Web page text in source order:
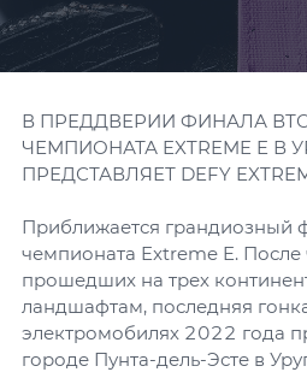
В ПРЕДДВЕРИИ ФИНАЛА
ЧЕМПИОНАТА EXTREME E В
ПРЕДСТАВЛЯЕТ DEFY
Приближается грандиозный
чемпионата Extreme E. После
прошедших на трех
ландшафтам, последняя
электромобилях 2022 года
городе Пунта-дель-Эсте в